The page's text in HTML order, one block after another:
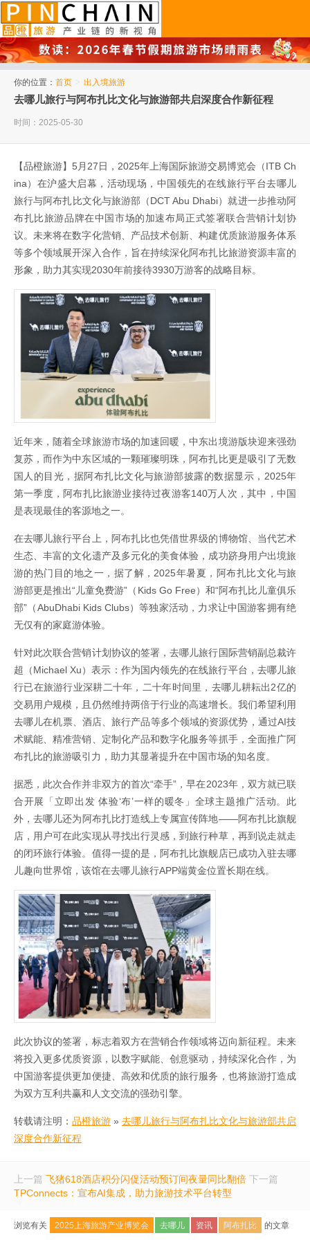
你的位置： 首页 > 出入境旅游
去哪儿旅行与阿布扎比文化与旅游部共启深度合作新征程
时间：2025-05-30
【品橙旅游】5月27日，2025年上海国际旅游交易博览会（ITB Ch
ina）在沪盛大启幕，活动现场，中国领先的在线旅行平台去哪儿
旅行与阿布扎比文化与旅游部（DCT Abu Dhabi）就进一步推动阿
布扎比旅游品牌在中国市场的加速布局正式签署联合营销计划协
议。未来将在数字化营销、产品技术创新、构建优质旅游服务体系
等多个领域展开深入合作，旨在持续深化阿布扎比旅游资源丰富的
形象，助力其实现2030年前接待3930万游客的战略目标。
近年来，随着全球旅游市场的加速回暖，中东出境游版块迎来强劲
复苏，而作为中东区域的一颗璀璨明珠，阿布扎比更是吸引了无数
国人的目光，据阿布扎比文化与旅游部披露的数据显示，2025年
第一季度，阿布扎比旅游业接待过夜游客140万人次，其中，中国
是表现最佳的客源地之一。
在去哪儿旅行平台上，阿布扎比也凭借世界级的博物馆、当代艺术
生态、丰富的文化遗产及多元化的美食体验，成功跻身用户出境旅
游的热门目的地之一，据了解，2025年暑夏，阿布扎比文化与旅
游部更是推出“儿童免费游”（Kids Go Free）和“阿布扎比儿童俱乐
部”（AbuDhabi Kids Clubs）等独家活动，力求让中国游客拥有绝
无仅有的家庭游体验。
针对此次联合营销计划协议的签署，去哪儿旅行国际营销副总裁许
超（Michael Xu）表示：作为国内领先的在线旅行平台，去哪儿旅
行已在旅游行业深耕二十年，二十年时间里，去哪儿耕耘出2亿的
交易用户规模，且仍然维持两倍于行业的高速增长。我们希望利用
去哪儿在机票、酒店、旅行产品等多个领域的资源优势，通过AI技
术赋能、精准营销、定制化产品和数字化服务等抓手，全面推广阿
布扎比的旅游吸引力，助力其显著提升在中国市场的知名度。
据悉，此次合作并非双方的首次“牵手”，早在2023年，双方就已联
合开展「立即出发 体验‘布’一样的暖冬」全球主题推广活动。此
外，去哪儿还为阿布扎比打造线上专属宣传阵地——阿布扎比旗舰
店，用户可在此实现从寻找出行灵感，到旅行种草，再到说走就走
的闭环旅行体验。值得一提的是，阿布扎比旗舰店已成功入驻去哪
儿趣向世界馆，该馆在去哪儿旅行APP端黄金位置长期在线。
此次协议的签署，标志着双方在营销合作领域将迈向新征程。未来
将投入更多优质资源，以数字赋能、创意驱动，持续深化合作，为
中国游客提供更加便捷、高效和优质的旅行服务，也将旅游打造成
为双方互利共赢和人文交流的强劲引擎。
转载请注明： 品橙旅游 » 去哪儿旅行与阿布扎比文化与旅游部共启
深度合作新征程
上一篇 飞猪618酒店积分闪促活动预订间夜量同比翻倍 下一篇
TPConnects：宣布AI集成，助力旅游技术平台转型
浏览有关 2025上海旅游产业博览会 去哪儿 资讯 阿布扎比 的文章